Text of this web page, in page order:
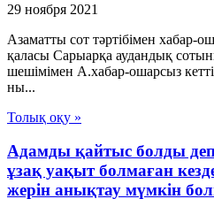
29 ноября 2021
Азаматты сот тәртібімен хабар-
қаласы Сарыарқа аудандық
шешімімен А.хабар-ошарсыз
ны...
Толық оқу »
Адамды қайтыс болды
ұзақ уақыт болмаған
жерін анықтау мүмкін